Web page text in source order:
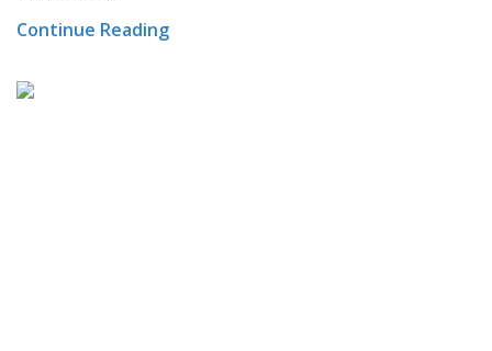
Continue Reading